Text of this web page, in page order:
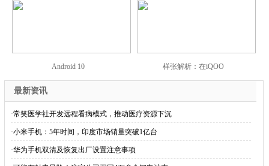
Android 10 样张解析：在iQOO
最新资讯
·常笑医学社开发远程看病模式，推动医疗资源下沉
·小米手机：5年时间，印度市场销量突破1亿台
·华为手机双清及恢复出厂设置注意事项